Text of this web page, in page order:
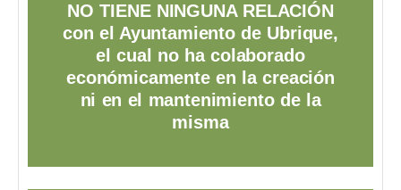
NO TIENE NINGUNA RELACIÓN
con el Ayuntamiento de Ubrique,
el cual no ha colaborado
económicamente en la creación
ni en el mantenimiento de la
misma